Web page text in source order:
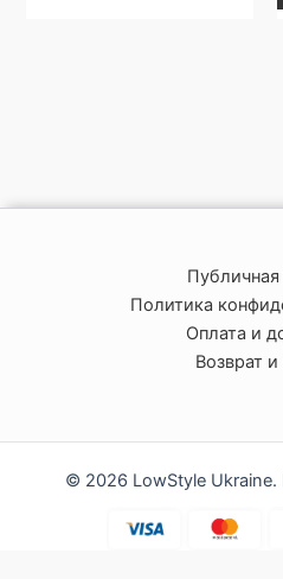
Политика
Оплата и
Возврат
© 2026 LowStyle